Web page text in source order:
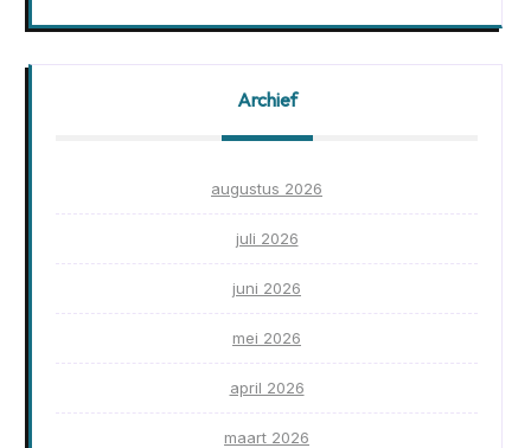
Archief
augustus 2026
juli 2026
juni 2026
mei 2026
april 2026
maart 2026